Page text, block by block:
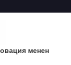
менен